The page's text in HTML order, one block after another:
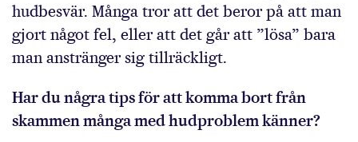
hudbesvär. Många tror att det beror på att man
gjort något fel, eller att det går att ”lösa” bara
man anstränger sig tillräckligt.
Har du några tips för att komma bort från
skammen många med hudproblem känner?